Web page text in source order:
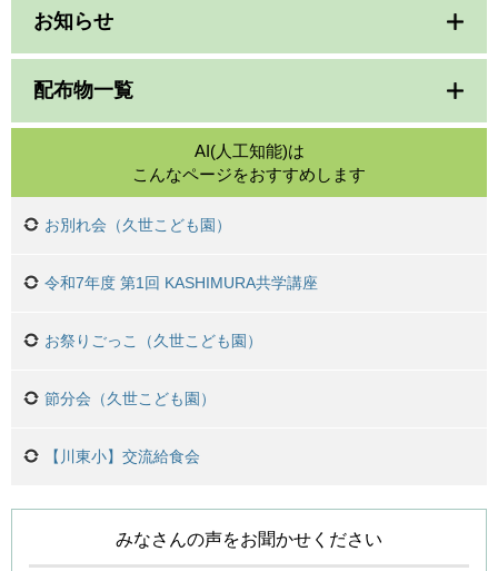
お知らせ
配布物一覧
AI(人工知能)は
こんなページをおすすめします
お別れ会（久世こども園）
令和7年度 第1回 KASHIMURA共学講座
お祭りごっこ（久世こども園）
節分会（久世こども園）
【川東小】交流給食会
みなさんの声をお聞かせください